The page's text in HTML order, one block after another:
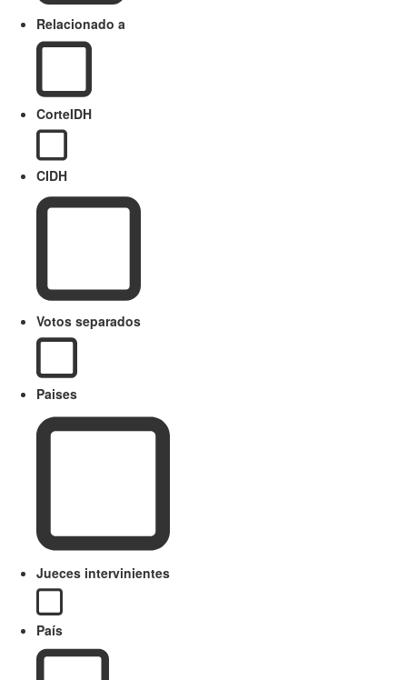
Relacionado a
CorteIDH
CIDH
Votos separados
Paises
Jueces intervinientes
País